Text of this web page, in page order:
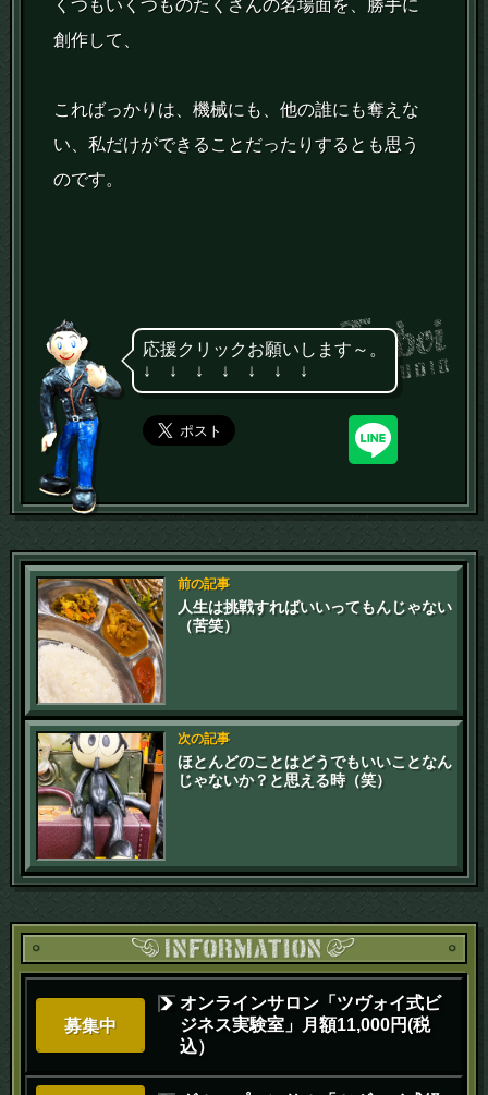
くつもいくつものたくさんの名場面を、勝手に
創作して、
こればっかりは、機械にも、他の誰にも奪えな
い、私だけができることだったりするとも思う
のです。
応援クリックお願いします～。
↓ ↓ ↓ ↓ ↓ ↓ ↓
前の記事
人生は挑戦すればいいってもんじゃない
（苦笑）
次の記事
ほとんどのことはどうでもいいことなん
じゃないか？と思える時（笑）
募集中
オンラインサロン「ツヴォイ式ビ
ジネス実験室」月額11,000円(税
込）